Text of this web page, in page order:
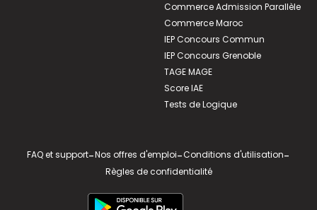
Commerce Admission Parallèle
Commerce Maroc
IEP Concours Commun
IEP Concours Grenoble
TAGE MAGE
Score IAE
Tests de Logique
FAQ et support-Nos offres d'emploi-Conditions d'utilisation-
Règles de confidentialité